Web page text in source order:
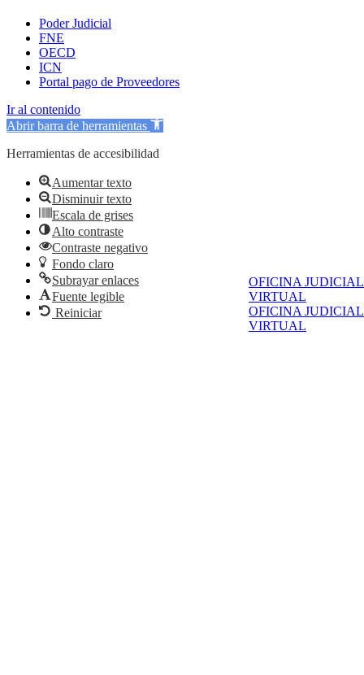
OFICINA JUDICIAL
VIRTUAL
OFICINA JUDICIAL
VIRTUAL
Poder Judicial
FNE
OECD
ICN
Portal pago de Proveedores
Ir al contenido
Abrir barra de herramientas
Herramientas de accesibilidad
Aumentar texto
Disminuir texto
Escala de grises
Alto contraste
Contraste negativo
Fondo claro
Subrayar enlaces
Fuente legible
Reiniciar